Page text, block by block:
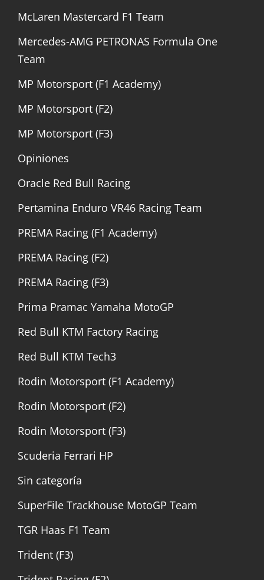
McLaren Mastercard F1 Team
Mercedes-AMG PETRONAS Formula One
Team
MP Motorsport (F1 Academy)
MP Motorsport (F2)
MP Motorsport (F3)
Opiniones
Oracle Red Bull Racing
Pertamina Enduro VR46 Racing Team
PREMA Racing (F1 Academy)
PREMA Racing (F2)
PREMA Racing (F3)
Prima Pramac Yamaha MotoGP
Red Bull KTM Factory Racing
Red Bull KTM Tech3
Rodin Motorsport (F1 Academy)
Rodin Motorsport (F2)
Rodin Motorsport (F3)
Scuderia Ferrari HP
Sin categoría
SuperFile Trackhouse MotoGP Team
TGR Haas F1 Team
Trident (F3)